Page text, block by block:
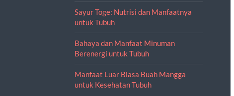
Sayur Toge: Nutrisi dan Manfaatnya
untuk Tubuh
Bahaya dan Manfaat Minuman
Berenergi untuk Tubuh
Manfaat Luar Biasa Buah Mangga
untuk Kesehatan Tubuh